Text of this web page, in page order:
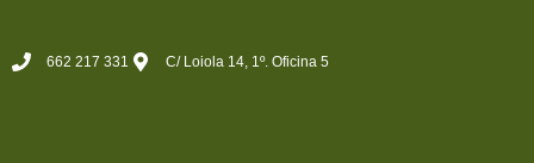
662 217 331 C/ Loiola 14, 1º. Oficina 5